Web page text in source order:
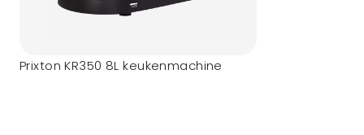
Prixton KR350 8L keukenmachine